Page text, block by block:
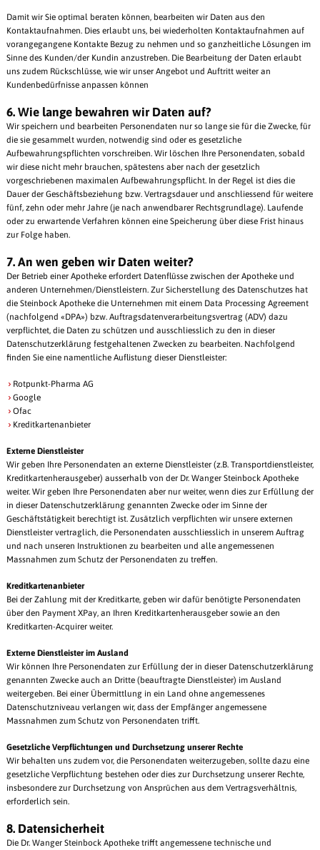
Damit wir Sie optimal beraten können, bearbeiten wir Daten aus den
Kontaktaufnahmen. Dies erlaubt uns, bei wiederholten Kontaktaufnahmen auf
vorangegangene Kontakte Bezug zu nehmen und so ganzheitliche Lösungen im
Sinne des Kunden/der Kundin anzustreben. Die Bearbeitung der Daten erlaubt
uns zudem Rückschlüsse, wie wir unser Angebot und Auftritt weiter an
Kundenbedürfnisse anpassen können
6. Wie lange bewahren wir Daten auf?
Wir speichern und bearbeiten Personendaten nur so lange sie für die Zwecke, für
die sie gesammelt wurden, notwendig sind oder es gesetzliche
Aufbewahrungspflichten vorschreiben. Wir löschen Ihre Personendaten, sobald
wir diese nicht mehr brauchen, spätestens aber nach der gesetzlich
vorgeschriebenen maximalen Aufbewahrungspflicht. In der Regel ist dies die
Dauer der Geschäftsbeziehung bzw. Vertragsdauer und anschliessend für weitere
fünf, zehn oder mehr Jahre (je nach anwendbarer Rechtsgrundlage). Laufende
oder zu erwartende Verfahren können eine Speicherung über diese Frist hinaus
zur Folge haben.
7. An wen geben wir Daten weiter?
Der Betrieb einer Apotheke erfordert Datenflüsse zwischen der Apotheke und
anderen Unternehmen/Dienstleistern. Zur Sicherstellung des Datenschutzes hat
die Steinbock Apotheke die Unternehmen mit einem Data Processing Agreement
(nachfolgend «DPA») bzw. Auftragsdatenverarbeitungsvertrag (ADV) dazu
verpflichtet, die Daten zu schützen und ausschliesslich zu den in dieser
Datenschutzerklärung festgehaltenen Zwecken zu bearbeiten. Nachfolgend
finden Sie eine namentliche Auflistung dieser Dienstleister:
Rotpunkt-Pharma AG
Google
Ofac
Kreditkartenanbieter
Externe Dienstleister
Wir geben Ihre Personendaten an externe Dienstleister (z.B. Transportdienstleister,
Kreditkartenherausgeber) ausserhalb von der Dr. Wanger Steinbock Apotheke
weiter. Wir geben Ihre Personendaten aber nur weiter, wenn dies zur Erfüllung der
in dieser Datenschutzerklärung genannten Zwecke oder im Sinne der
Geschäftstätigkeit berechtigt ist. Zusätzlich verpflichten wir unsere externen
Dienstleister vertraglich, die Personendaten ausschliesslich in unserem Auftrag
und nach unseren Instruktionen zu bearbeiten und alle angemessenen
Massnahmen zum Schutz der Personendaten zu treffen.
Kreditkartenanbieter
Bei der Zahlung mit der Kreditkarte, geben wir dafür benötigte Personendaten
über den Payment XPay, an Ihren Kreditkartenherausgeber sowie an den
Kreditkarten-Acquirer weiter.
Externe Dienstleister im Ausland
Wir können Ihre Personendaten zur Erfüllung der in dieser Datenschutzerklärung
genannten Zwecke auch an Dritte (beauftragte Dienstleister) im Ausland
weitergeben. Bei einer Übermittlung in ein Land ohne angemessenes
Datenschutzniveau verlangen wir, dass der Empfänger angemessene
Massnahmen zum Schutz von Personendaten trifft.
Gesetzliche Verpflichtungen und Durchsetzung unserer Rechte
Wir behalten uns zudem vor, die Personendaten weiterzugeben, sollte dazu eine
gesetzliche Verpflichtung bestehen oder dies zur Durchsetzung unserer Rechte,
insbesondere zur Durchsetzung von Ansprüchen aus dem Vertragsverhältnis,
erforderlich sein.
8. Datensicherheit
Die Dr. Wanger Steinbock Apotheke trifft angemessene technische und